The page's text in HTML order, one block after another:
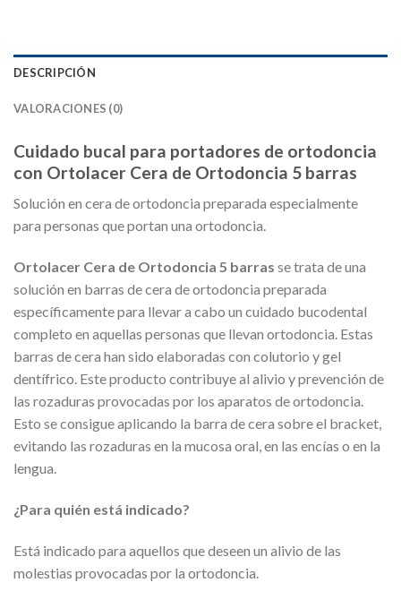
DESCRIPCIÓN
VALORACIONES (0)
Cuidado bucal para portadores de ortodoncia
con Ortolacer Cera de Ortodoncia 5 barras
Solución en cera de ortodoncia preparada especialmente
para personas que portan una ortodoncia.
Ortolacer Cera de Ortodoncia 5 barras se trata de una
solución en barras de cera de ortodoncia preparada
específicamente para llevar a cabo un cuidado bucodental
completo en aquellas personas que llevan ortodoncia. Estas
barras de cera han sido elaboradas con colutorio y gel
dentífrico. Este producto contribuye al alivio y prevención de
las rozaduras provocadas por los aparatos de ortodoncia.
Esto se consigue aplicando la barra de cera sobre el bracket,
evitando las rozaduras en la mucosa oral, en las encías o en la
lengua.
¿Para quién está indicado?
Está indicado para aquellos que deseen un alivio de las
molestias provocadas por la ortodoncia.